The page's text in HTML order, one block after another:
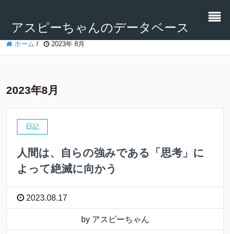
アスピーちゃんのデータベース
ホーム / 2023年 8月
2023年8月
日記
人間は、自らの強みである「思考」に
よって絶滅に向かう
2023.08.17
by アスピーちゃん